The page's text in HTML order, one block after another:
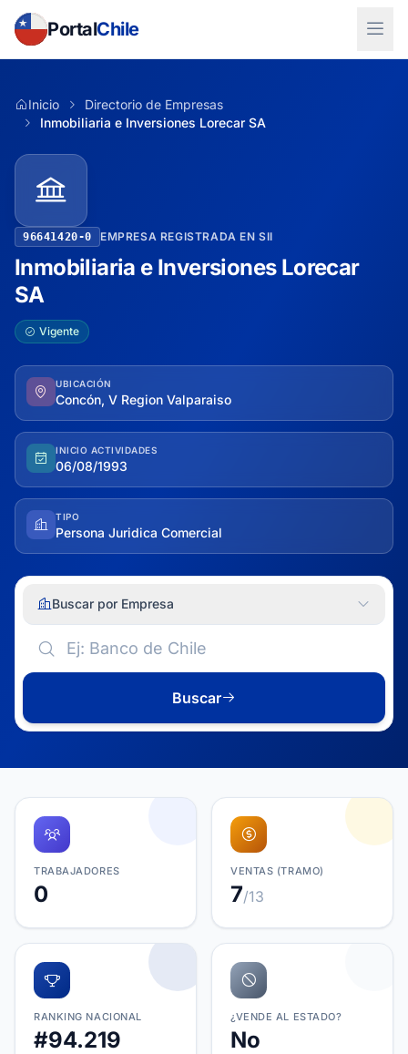
PortalChile
Inicio
Directorio de Empresas
Inmobiliaria e Inversiones Lorecar SA
96641420-0 EMPRESA REGISTRADA EN SII
Inmobiliaria e Inversiones Lorecar
SA
Vigente
UBICACIÓN
Concón, V Region Valparaiso
INICIO ACTIVIDADES
06/08/1993
TIPO
Persona Juridica Comercial
Buscar por Empresa
Buscar
TRABAJADORES
0
VENTAS (TRAMO)
7/13
RANKING NACIONAL
#94.219
¿VENDE AL ESTADO?
No